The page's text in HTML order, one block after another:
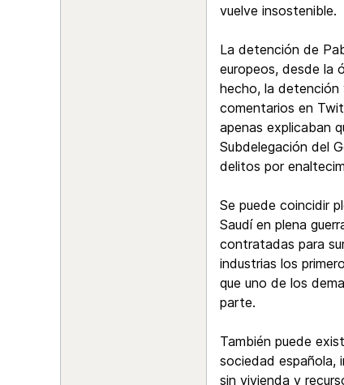
vuelve insostenible.
La detención de
europeos, desde la
hecho, la detención
comentarios en
apenas explicaban
Subdelegación del
delitos por
Se puede coincidir
Saudí en plena
contratadas para
industrias los
que uno de los
parte.
También puede
sociedad española,
sin vivienda y